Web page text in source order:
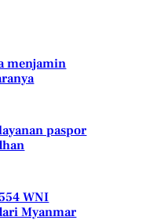
menjamin
paspor
WNI
Myanmar